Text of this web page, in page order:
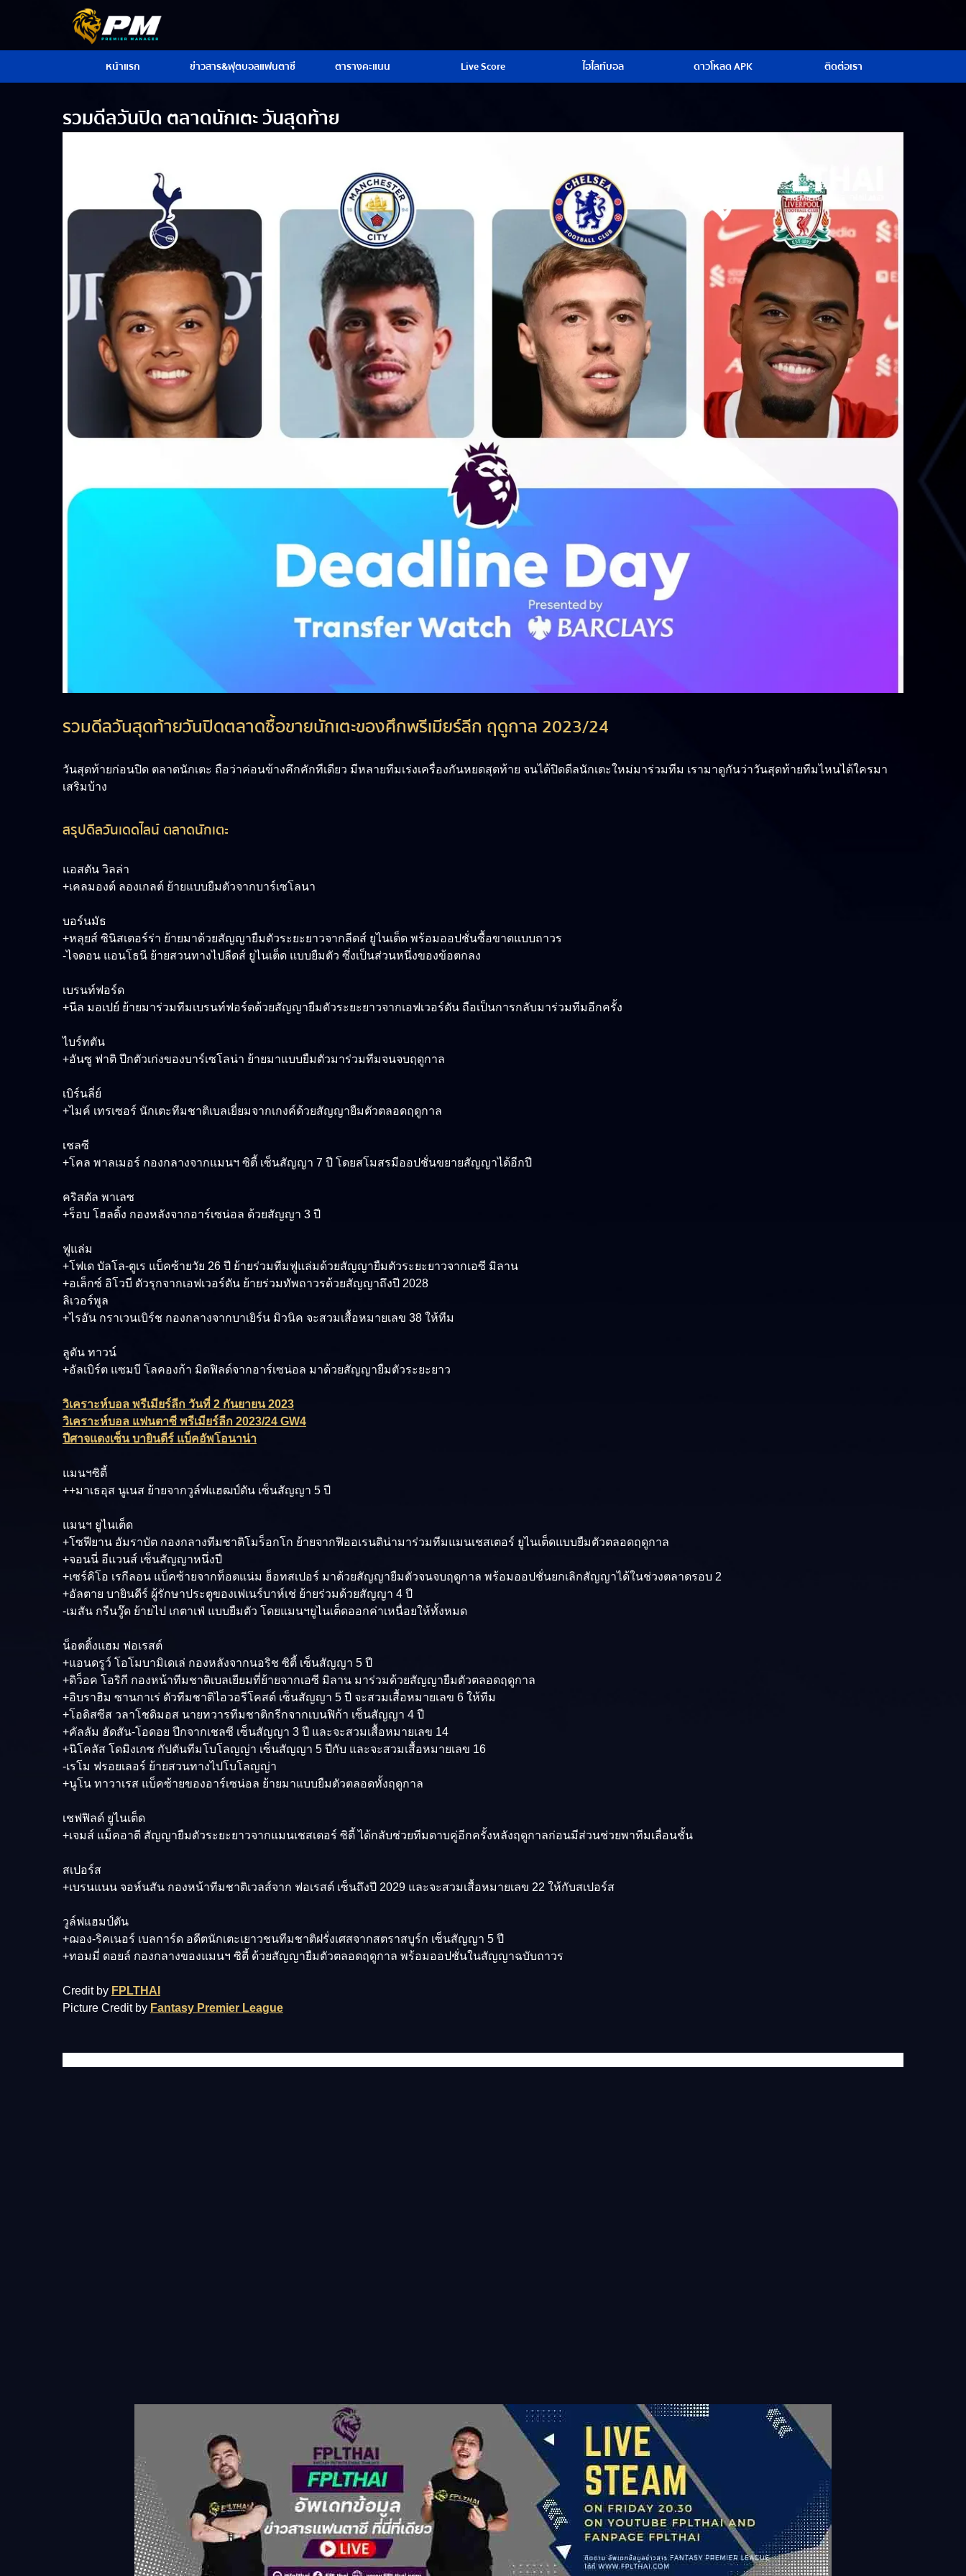
หน้าแรก ข่าวสาร&ฟุตบอลแฟนตาซี ตารางคะแนน Live Score ไฮไลท์บอล ดาวโหลด APK ติดต่อเรา
รวมดีลวันปิด ตลาดนักเตะ วันสุดท้าย
รวมดีลวันสุดท้ายวันปิดตลาดซื้อขายนักเตะของศึกพรีเมียร์ลีก ฤดูกาล 2023/24
วันสุดท้ายก่อนปิด ตลาดนักเตะ ถือว่าค่อนข้างคึกคักทีเดียว มีหลายทีมเร่งเครื่องกันหยดสุดท้าย จนได้ปิดดีลนักเตะใหม่มาร่วมทีม เรามาดูกันว่าวันสุดท้ายทีมไหนได้ใครมา
เสริมบ้าง
สรุปดีลวันเดดไลน์ ตลาดนักเตะ
แอสตัน วิลล่า
+เคลมองต์ ลองเกลต์ ย้ายแบบยืมตัวจากบาร์เซโลนา
บอร์นมัธ
+หลุยส์ ซินิสเตอร์ร่า ย้ายมาด้วยสัญญายืมตัวระยะยาวจากลีดส์ ยูไนเต็ด พร้อมออปชั่นซื้อขาดแบบถาวร
-ไจดอน แอนโธนี ย้ายสวนทางไปลีดส์ ยูไนเต็ด แบบยืมตัว ซึ่งเป็นส่วนหนึ่งของข้อตกลง
เบรนท์ฟอร์ด
+นีล มอเปย์ ย้ายมาร่วมทีมเบรนท์ฟอร์ดด้วยสัญญายืมตัวระยะยาวจากเอฟเวอร์ตัน ถือเป็นการกลับมาร่วมทีมอีกครั้ง
ไบร์ทตัน
+อันซู ฟาติ ปีกตัวเก่งของบาร์เซโลน่า ย้ายมาแบบยืมตัวมาร่วมทีมจนจบฤดูกาล
เบิร์นลี่ย์
+ไมค์ เทรเซอร์ นักเตะทีมชาติเบลเยี่ยมจากเกงค์ด้วยสัญญายืมตัวตลอดฤดูกาล
เชลซี
+โคล พาลเมอร์ กองกลางจากแมนฯ ซิตี้ เซ็นสัญญา 7 ปี โดยสโมสรมีออปชั่นขยายสัญญาได้อีกปี
คริสตัล พาเลซ
+ร็อบ โฮลดิ้ง กองหลังจากอาร์เซน่อล ด้วยสัญญา 3 ปี
ฟูแล่ม
+โฟเด บัลโล-ตูเร แบ็คซ้ายวัย 26 ปี ย้ายร่วมทีมฟูแล่มด้วยสัญญายืมตัวระยะยาวจากเอซี มิลาน
+อเล็กซ์ อิโวบี ตัวรุกจากเอฟเวอร์ตัน ย้ายร่วมทัพถาวรด้วยสัญญาถึงปี 2028
ลิเวอร์พูล
+ไรอัน กราเวนเบิร์ช กองกลางจากบาเยิร์น มิวนิค จะสวมเสื้อหมายเลข 38 ให้ทีม
ลูตัน ทาวน์
+อัลเบิร์ต แซมบี โลคองก้า มิดฟิลด์จากอาร์เซน่อล มาด้วยสัญญายืมตัวระยะยาว
วิเคราะห์บอล พรีเมียร์ลีก วันที่ 2 กันยายน 2023
วิเคราะห์บอล แฟนตาซี พรีเมียร์ลีก 2023/24 GW4
ปีศาจแดงเซ็น บายินดีร์ แบ็คอัพโอนาน่า
แมนฯซิตี้
++มาเธอุส นูเนส ย้ายจากวูล์ฟแฮฒป์ตัน เซ็นสัญญา 5 ปี
แมนฯ ยูไนเต็ด
+โซฟียาน อัมราบัต กองกลางทีมชาติโมร็อกโก ย้ายจากฟิออเรนติน่ามาร่วมทีมแมนเชสเตอร์ ยูไนเต็ดแบบยืมตัวตลอดฤดูกาล
+จอนนี่ อีแวนส์ เซ็นสัญญาหนึ่งปี
+เซร์คิโอ เรกีลอน แบ็คซ้ายจากท็อตแน่ม ฮ็อทสเปอร์ มาด้วยสัญญายืมตัวจนจบฤดูกาล พร้อมออปชั่นยกเลิกสัญญาได้ในช่วงตลาดรอบ 2
+อัลตาย บายินดีร์ ผู้รักษาประตูของเฟเนร์บาห์เช่ ย้ายร่วมด้วยสัญญา 4 ปี
-เมสัน กรีนวู๊ด ย้ายไป เกตาเฟ่ แบบยืมตัว โดยแมนฯยูไนเต็ดออกค่าเหนื่อยให้ทั้งหมด
น็อตติ้งแฮม ฟอเรสต์
+แอนดรูว์ โอโมบามิเดเล่ กองหลังจากนอริช ซิตี้ เซ็นสัญญา 5 ปี
+ดิว็อค โอริกี กองหน้าทีมชาติเบลเยียมที่ย้ายจากเอซี มิลาน มาร่วมด้วยสัญญายืมตัวตลอดฤดูกาล
+อิบราฮิม ซานกาเร่ ตัวทีมชาติไอวอรีโคสต์ เซ็นสัญญา 5 ปี จะสวมเสื้อหมายเลข 6 ให้ทีม
+โอดิสซีส วลาโชดิมอส นายทวารทีมชาติกรีกจากเบนฟิก้า เซ็นสัญญา 4 ปี
+คัลลัม ฮัดสัน-โอดอย ปีกจากเชลซี เซ็นสัญญา 3 ปี และจะสวมเสื้อหมายเลข 14
+นิโคลัส โดมิงเกซ กัปตันทีมโบโลญญ่า เซ็นสัญญา 5 ปีกับ และจะสวมเสื้อหมายเลข 16
-เรโม ฟรอยเลอร์ ย้ายสวนทางไปโบโลญญ่า
+นูโน ทาวาเรส แบ็คซ้ายของอาร์เซน่อล ย้ายมาแบบยืมตัวตลอดทั้งฤดูกาล
เชฟฟิลด์ ยูไนเต็ด
+เจมส์ แม็คอาตี สัญญายืมตัวระยะยาวจากแมนเชสเตอร์ ซิตี้ ได้กลับช่วยทีมดาบคู่อีกครั้งหลังฤดูกาลก่อนมีส่วนช่วยพาทีมเลื่อนชั้น
สเปอร์ส
+เบรนแนน จอห์นสัน กองหน้าทีมชาติเวลส์จาก ฟอเรสต์ เซ็นถึงปี 2029 และจะสวมเสื้อหมายเลข 22 ให้กับสเปอร์ส
วูล์ฟแฮมป์ตัน
+ฌอง-ริคเนอร์ เบลการ์ด อดีตนักเตะเยาวชนทีมชาติฝรั่งเศสจากสตราสบูร์ก เซ็นสัญญา 5 ปี
+ทอมมี่ ดอยล์ กองกลางของแมนฯ ซิตี้ ด้วยสัญญายืมตัวตลอดฤดูกาล พร้อมออปชั่นในสัญญาฉบับถาวร
Credit by FPLTHAI
Picture Credit by Fantasy Premier League